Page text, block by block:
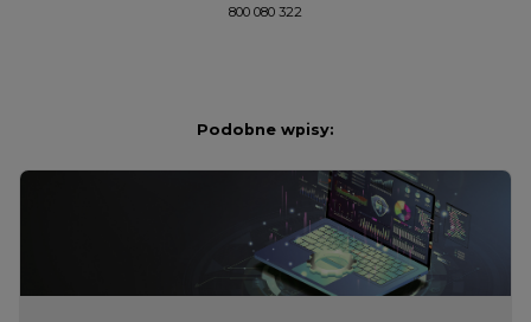
800 080 322
Podobne wpisy: